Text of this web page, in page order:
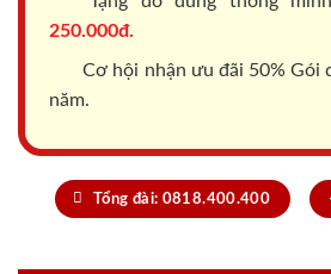
250.000đ.
Cơ hội nhận ưu đãi 50% Gói
năm.
Tổng đài: 0818.400.400